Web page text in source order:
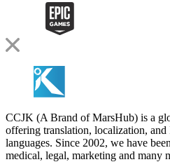
CCJK (A Brand of MarsHub) is a
offering translation, localization,
languages. Since 2002, we have
medical, legal, marketing and many